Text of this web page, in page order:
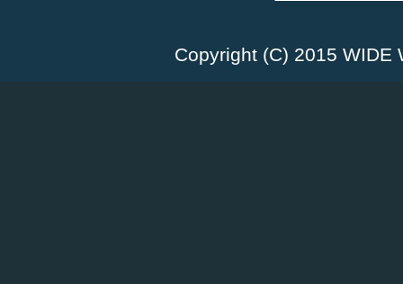
Copyright (C) 2015 WIDE